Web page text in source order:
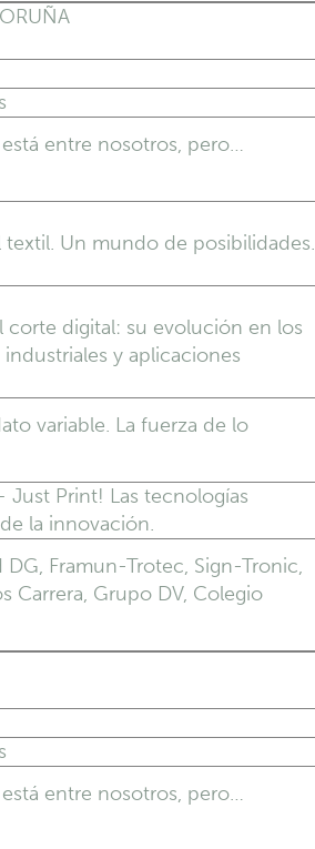
entre nosotros, pero…
textil. Un mundo de posibilidades.
corte digital: su evolución en los
y aplicaciones
variable. La fuerza de lo
Just Print! Las tecnologías
la innovación.
DG, Framun-Trotec, Sign-Tronic,
Carrera, Grupo DV, Colegio
entre nosotros, pero…